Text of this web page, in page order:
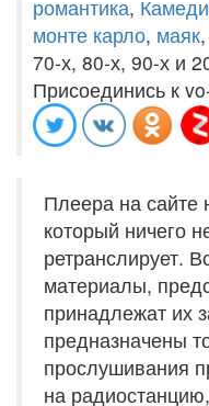
романтика, Камеди
монте карло, маяк,
70-х, 80-х, 90-х и
Присоединись к
Плеера на сайте
который ничего
ретранслирует.
материалы,
принадлежат их
предназначены
прослушивания
на